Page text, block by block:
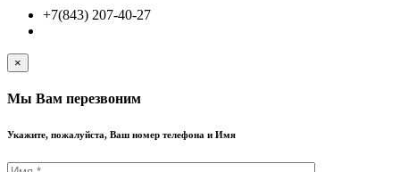
+7(843) 207-40-27
×
Мы Вам перезвоним
Укажите, пожалуйста, Ваш номер телефона и Имя